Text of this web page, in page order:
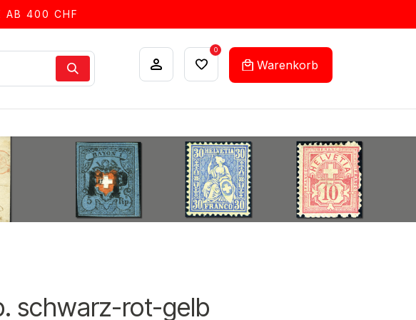
AB 400 CHF
0
Warenkorb
schwarz-rot-gelb